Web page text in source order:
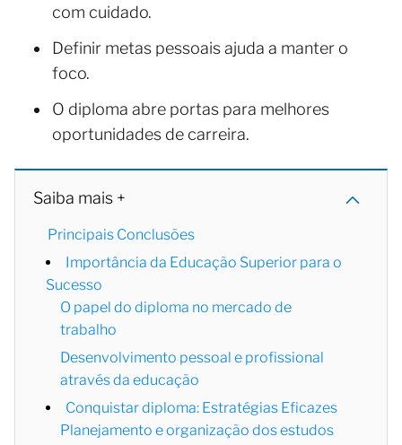
com cuidado.
Definir metas pessoais ajuda a manter o
foco.
O diploma abre portas para melhores
oportunidades de carreira.
Saiba mais +
Principais Conclusões
Importância da Educação Superior para o
Sucesso
O papel do diploma no mercado de
trabalho
Desenvolvimento pessoal e profissional
através da educação
Conquistar diploma: Estratégias Eficazes
Planejamento e organização dos estudos